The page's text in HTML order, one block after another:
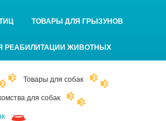
ТОВАРЫ ДЛЯ ГРЫЗУНОВ
РЕАБИЛИТАЦИИ ЖИВОТНЫХ
Товары для собак
для собак